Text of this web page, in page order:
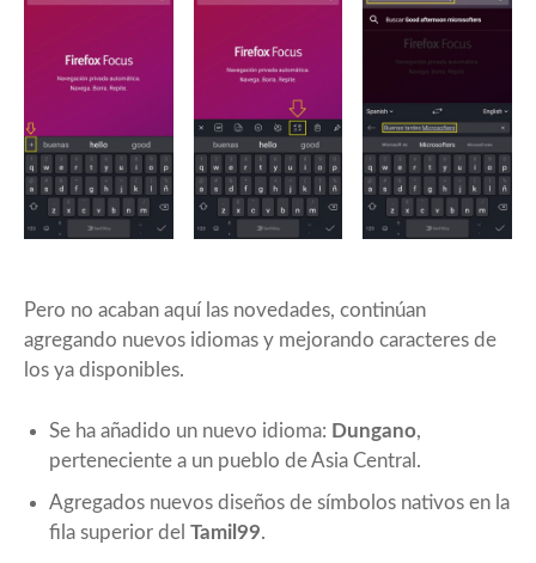
Pero no acaban aquí las novedades, continúan
agregando nuevos idiomas y mejorando caracteres de
los ya disponibles.
Se ha añadido un nuevo idioma: Dungano,
perteneciente a un pueblo de Asia Central.
Agregados nuevos diseños de símbolos nativos en la
fila superior del Tamil99.